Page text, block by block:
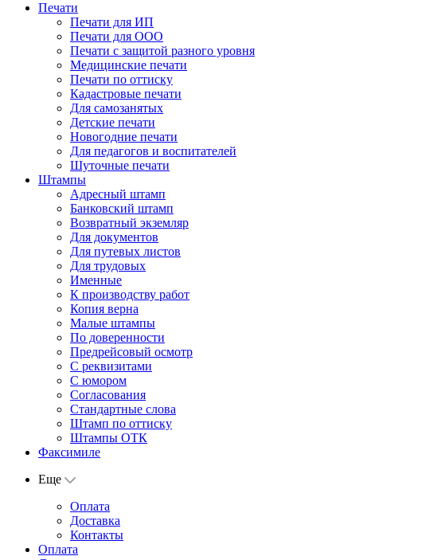
Печати
Печати для ИП
Печати для ООО
Печати с защитой разного уровня
Медицинские печати
Печати по оттиску
Кадастровые печати
Для самозанятых
Детские печати
Новогодние печати
Для педагогов и воспитателей
Шуточные печати
Штампы
Адресный штамп
Банковский штамп
Возвратный экземляр
Для документов
Для путевых листов
Для трудовых
Именные
К производству работ
Копия верна
Малые штампы
По доверенности
Предрейсовый осмотр
С реквизитами
С юмором
Согласования
Стандартные слова
Штамп по оттиску
Штампы ОТК
Факсимиле
Еще
Оплата
Доставка
Контакты
Оплата